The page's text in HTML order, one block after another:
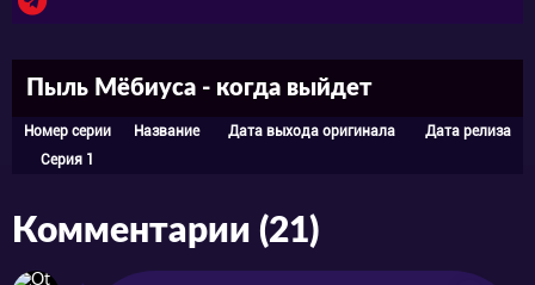
Пыль Мёбиуса - когда выйдет
Номер серии Название Дата выхода оригинала
Дата релиза
Серия 1
Комментарии (21)